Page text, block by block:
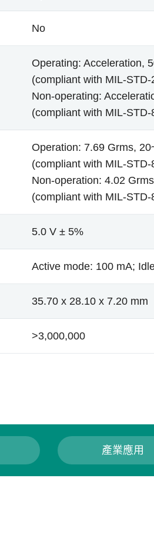
No
Operating: Acceleration,
(compliant with MIL-STD-
Non-operating:
(compliant with MIL-STD-
Operation: 7.69 Grms,
(compliant with MIL-STD-
Non-operation: 4.02
(compliant with MIL-STD-
5.0 V ± 5%
Active mode: 100 mA;
35.70 x 28.10 x 7.20 mm
>3,000,000
產業應用